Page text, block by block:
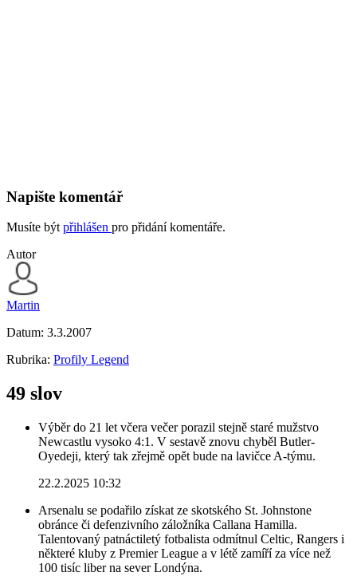
Napište komentář
Musíte být přihlášen pro přidání komentáře.
Autor
Martin
Datum: 3.3.2007
Rubrika: Profily Legend
49 slov
Výběr do 21 let včera večer porazil stejně staré mužstvo
Newcastlu vysoko 4:1. V sestavě znovu chyběl Butler-
Oyedeji, který tak zřejmě opět bude na lavičce A-týmu.
22.2.2025 10:32
Arsenalu se podařilo získat ze skotského St. Johnstone
obránce či defenzivního záložníka Callana Hamilla.
Talentovaný patnáctiletý fotbalista odmítnul Celtic, Rangers i
některé kluby z Premier League a v létě zamíří za více než
100 tisíc liber na sever Londýna.